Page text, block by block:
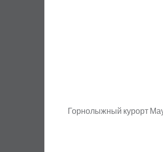
Горнолыжный курорт